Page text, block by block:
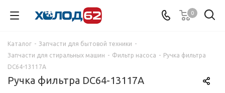
0
Каталог - Запчасти для бытовой техники -
Запчасти для стиральных машин - Фильтр насоса - Ручка фильтра
DC64-13117A
Ручка фильтра DC64-13117A